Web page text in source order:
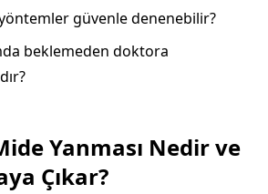
güvenle denenebilir?
beklemeden doktora
Yanması Nedir ve
Çıkar?